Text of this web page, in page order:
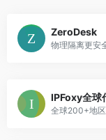
ZeroDesk
物理隔离更安
IPFoxy全球
全球200+地